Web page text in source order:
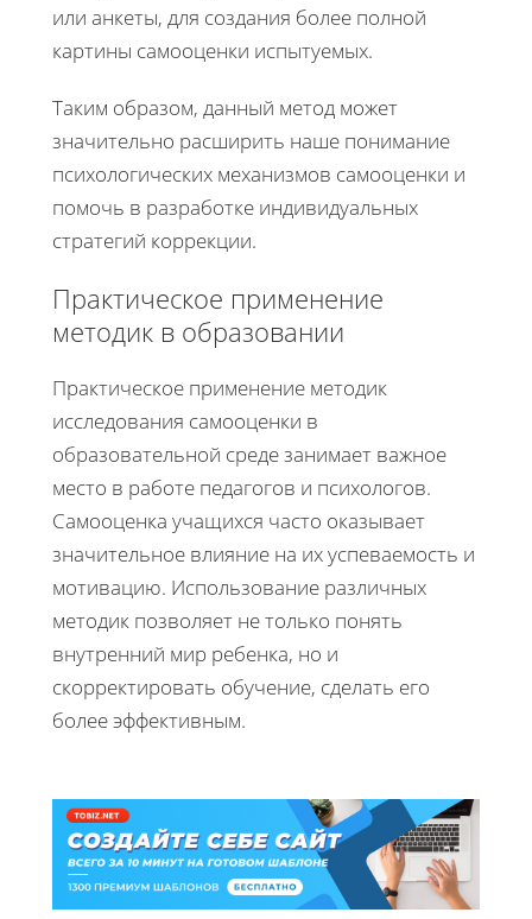
или анкеты, для создания более полной
картины самооценки испытуемых.
Таким образом, данный метод может
значительно расширить наше понимание
психологических механизмов самооценки и
помочь в разработке индивидуальных
стратегий коррекции.
Практическое применение
методик в образовании
Практическое применение методик
исследования самооценки в
образовательной среде занимает важное
место в работе педагогов и психологов.
Самооценка учащихся часто оказывает
значительное влияние на их успеваемость и
мотивацию. Использование различных
методик позволяет не только понять
внутренний мир ребенка, но и
скорректировать обучение, сделать его
более эффективным.